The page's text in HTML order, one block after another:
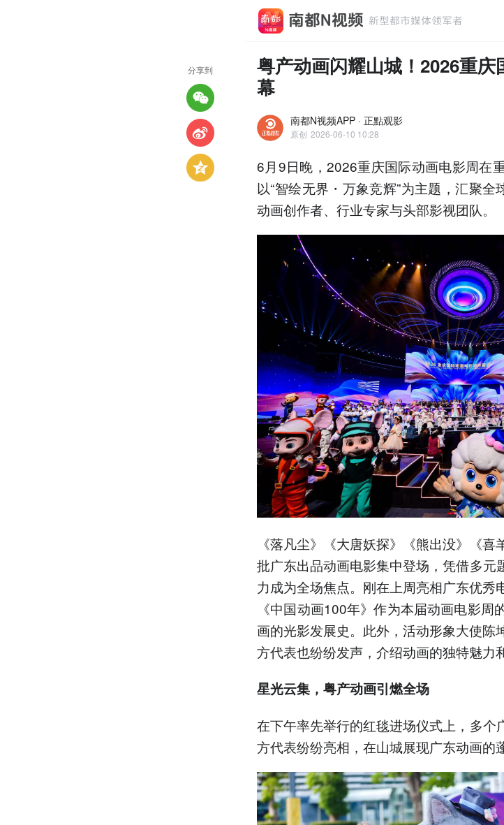
粤产动画闪耀山城！2026重
幕
南都N视频APP · 正點观影
原创 2026-06-10 10:28
6月9日晚，2026重庆国际动画电影周在
以“智绘无界・万象竞辉”为主题，汇聚
动画创作者、行业专家与头部影视团队。
《落凡尘》《大唐妖探》《熊出没》《
批广东出品动画电影集中登场，凭借多元
力成为全场焦点。刚在上周亮相广东优秀
《中国动画100年》作为本届动画电影
画的光影发展史。此外，活动形象大使陈
方代表也纷纷发声，介绍动画的独特魅力
星光云集，粤产动画引燃全场
在下午率先举行的红毯进场仪式上，多个
方代表纷纷亮相，在山城展现广东动画的
分享到